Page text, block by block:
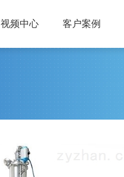
视频中心 客户案例